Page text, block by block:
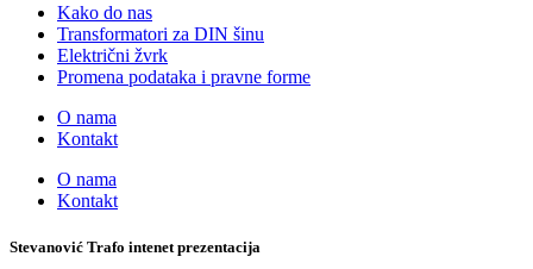
Kako do nas
Transformatori za DIN šinu
Električni žvrk
Promena podataka i pravne forme
O nama
Kontakt
O nama
Kontakt
Stevanović Trafo intenet prezentacija